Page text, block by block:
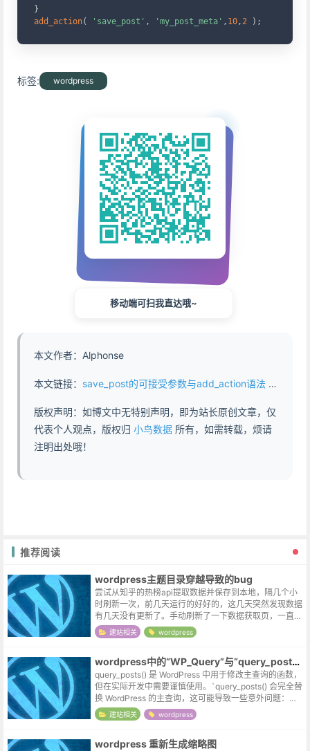
}
add_action( 'save_post' , 'my_post_meta' , 10, 2 ) ;
标签: wordpress
移动端可扫我直达哦~
本文作者：Alphonse
本文链接： save_post的可接受参数与add_action语法 - https://www.abddb.com/how_to_add_save_post_action.html
版权声明：如博文中无特别声明，即为站长原创文章，仅
代表个人观点，版权归 小鸟数据 所有，如需转载，烦请
注明出处哦！
推荐阅读
wordpress主题目录穿越导致的bug
尝试从知乎的热榜api提取数据并保存到本地，隔几个小
时刷新一次，前几天运行的好好的，这几天突然发现数据
有几天没有更新了。手动刷新了一下数据获取页，一直提
示无需更新，将文件下载到本地测试，功能又是完好的。
开了wp的debug模式，修正了...
建站相关 wordpress
wordpress中的“WP_Query”与“query_posts()”
query_posts() 是 WordPress 中用于修改主查询的函数，
但在实际开发中需要谨慎使用。`query_posts() 会完全替
换 WordPress 的主查询，这可能导致一些意外问题：破
坏主查询对象 ($wp_quer...
建站相关 wordpress
wordpress 重新生成缩略图